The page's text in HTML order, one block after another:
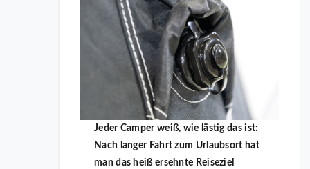
Jeder Camper weiß, wie lästig das ist:
Nach langer Fahrt zum Urlaubsort hat
man das heiß ersehnte Reiseziel